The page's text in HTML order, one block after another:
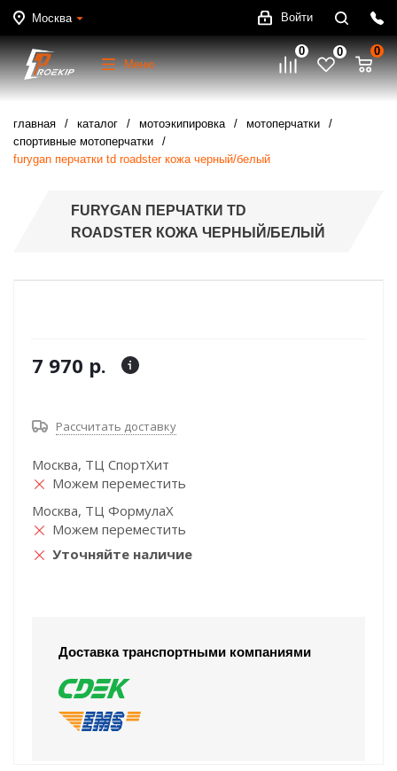
Москва Войти
Меню
0 0 0
главная каталог мотоэкипировка
мотоперчатки
спортивные мотоперчатки
furygan перчатки td roadster кожа черный/белый
FURYGAN ПЕРЧАТКИ TD
ROADSTER КОЖА ЧЕРНЫЙ/БЕЛЫЙ
7 970 р.
Рассчитать доставку
Москва, ТЦ СпортХит
Можем переместить
Москва, ТЦ ФормулаХ
Можем переместить
Уточняйте наличие
Доставка транспортными компаниями